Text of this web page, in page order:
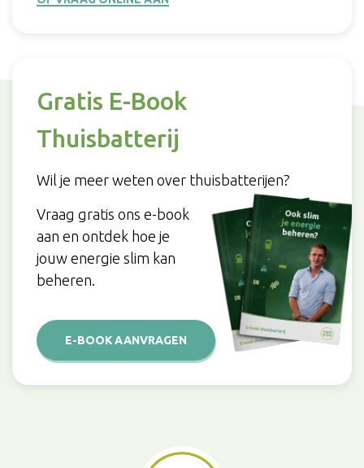
Gratis E-Book
Thuisbatterij
Wil je meer weten over thuisbatterijen?
Vraag gratis ons e-book
aan en ontdek hoe je
jouw energie slim kan
beheren.
E-BOOK AANVRAGEN